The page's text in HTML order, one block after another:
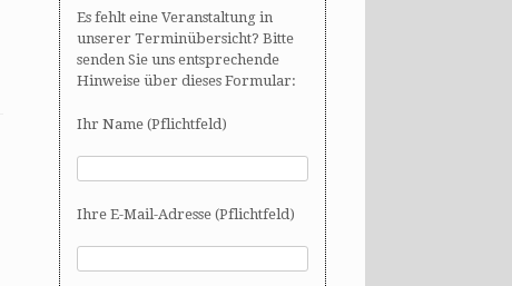
Es fehlt eine Veranstaltung in
unserer Terminübersicht? Bitte
senden Sie uns entsprechende
Hinweise über dieses Formular:
Ihr Name (Pflichtfeld)
Ihre E-Mail-Adresse (Pflichtfeld)